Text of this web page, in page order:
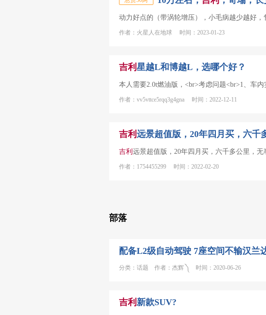
动力好点的（带涡轮增压），小毛病越少越好，
作者：火星人在地球 时间：2023-01-23
吉利 星越L和博越L，选哪个好？
本人需要2.0t燃油版，<br>考虑问题<br>1、车
作者：vv5vttce5rqq3g4gna 时间：2022-12-11
吉利 远景超值版，20年四月买，六千
吉利 远景超值版，20年四月买，六千多公里，
作者：1754455299 时间：2022-02-20
部落
配备L2级自动驾驶 7座空间不输汉兰
分类：话题 作者：杰辉 ༽ 时间：2020-06-26
吉利 新款SUV?